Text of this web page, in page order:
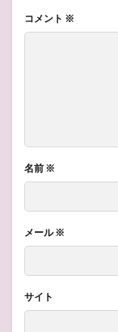
コメント ※
名前 ※
メール※
サイト